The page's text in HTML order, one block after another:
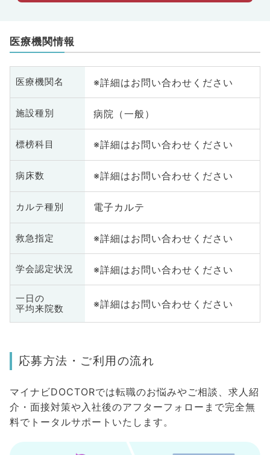
医療機関情報
医療機関名 ※詳細はお問い合わせください
施設種別 病院（一般）
標榜科目 ※詳細はお問い合わせください
病床数 ※詳細はお問い合わせください
カルテ種別 電子カルテ
救急指定 ※詳細はお問い合わせください
学会認定状況 ※詳細はお問い合わせください
一日の
平均来院数
※詳細はお問い合わせください
応募方法・ご利用の流れ
マイナビDOCTORでは転職のお悩みやご相談、求人紹
介・面接対策や入社後のアフターフォローまで完全無
料でトータルサポートいたします。